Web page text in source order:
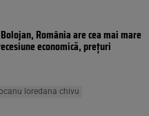
România are cea mai mare
economică, prețuri
loredana chivu